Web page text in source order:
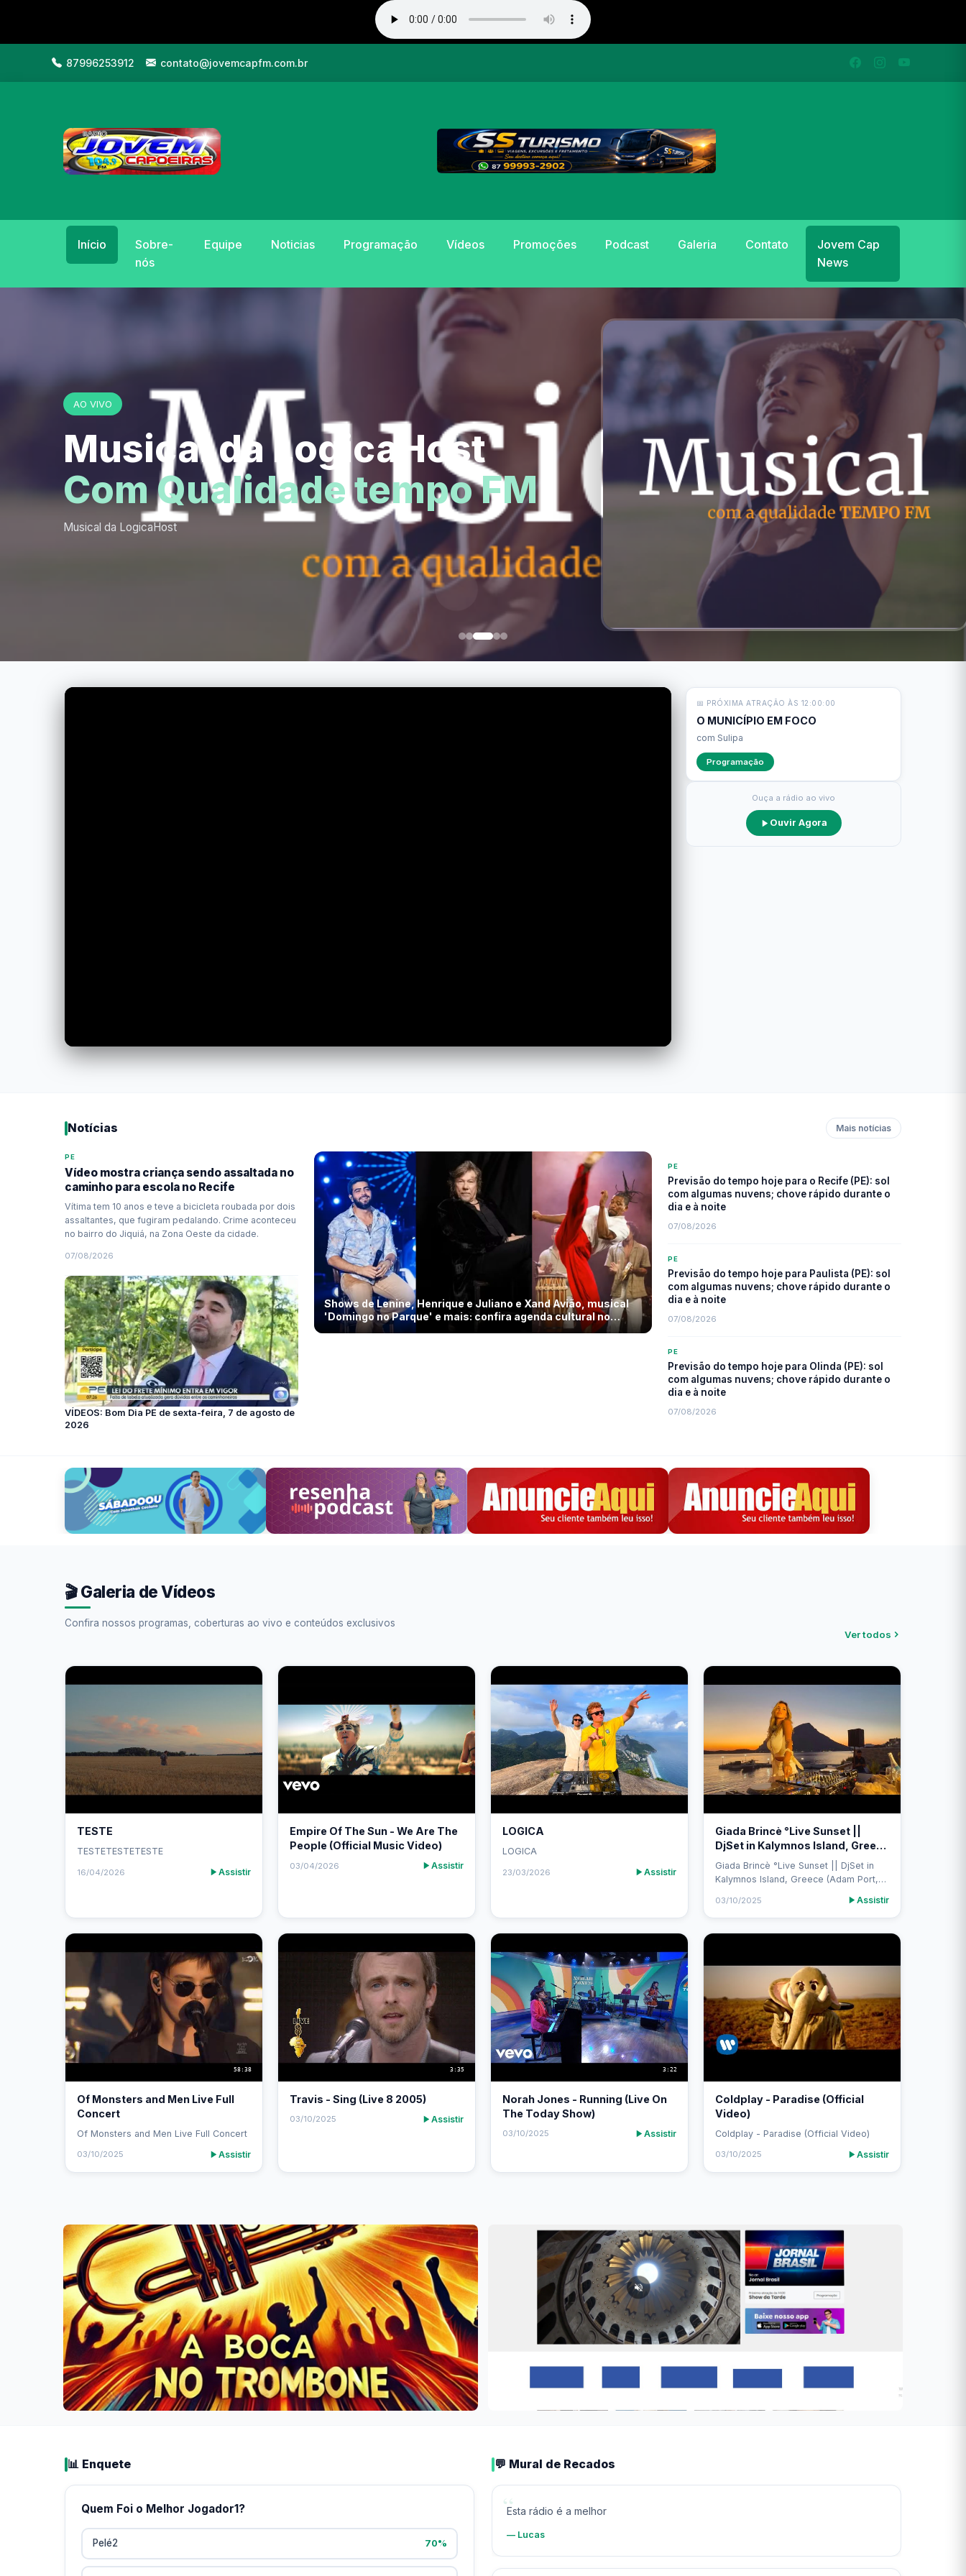
87996253912 contato@jovemcapfm.com.br
Início
Sobre-
nós
Equipe Noticias Programação Vídeos Promoções Podcast Galeria Contato
Jovem Cap
News
AO VIVO
Musical da LogicaHost
Com Qualidade tempo FM
Musical da LogicaHost
📅 PRÓXIMA ATRAÇÃO ÀS 12:00:00
O MUNICÍPIO EM FOCO
com Sulipa
Programação
Ouça a rádio ao vivo
Ouvir Agora
Notícias Mais notícias
PE
Vídeo mostra criança sendo assaltada no
caminho para escola no Recife
Vítima tem 10 anos e teve a bicicleta roubada por dois
assaltantes, que fugiram pedalando. Crime aconteceu
no bairro do Jiquiá, na Zona Oeste da cidade.
07/08/2026
VÍDEOS: Bom Dia PE de sexta-feira, 7 de agosto de
2026
Shows de Lenine, Henrique e Juliano e Xand Avião, musical
'Domingo no Parque' e mais: confira agenda cultural no
Grande Recife
PE
Previsão do tempo hoje para o Recife (PE): sol
com algumas nuvens; chove rápido durante o
dia e à noite
07/08/2026
PE
Previsão do tempo hoje para Paulista (PE): sol
com algumas nuvens; chove rápido durante o
dia e à noite
07/08/2026
PE
Previsão do tempo hoje para Olinda (PE): sol
com algumas nuvens; chove rápido durante o
dia e à noite
07/08/2026
🎬 Galeria de Vídeos
Confira nossos programas, coberturas ao vivo e conteúdos exclusivos
Ver todos
TESTE
TESTETESTETESTE
16/04/2026 Assistir
Empire Of The Sun - We Are The
People (Official Music Video)
03/04/2026 Assistir
LOGICA
LOGICA
23/03/2026 Assistir
Giada Brincè °Live Sunset ||
DjSet in Kalymnos Island, Greece
(Adam Port, Black Coffee,
Rampa)
Giada Brincè °Live Sunset || DjSet in
Kalymnos Island, Greece (Adam Port,
03/10/2025 Assistir
58:38
Of Monsters and Men Live Full
Concert
Of Monsters and Men Live Full Concert
03/10/2025 Assistir
3:35
Travis - Sing (Live 8 2005)
03/10/2025 Assistir
3:22
Norah Jones - Running (Live On
The Today Show)
03/10/2025 Assistir
Coldplay - Paradise (Official
Video)
Coldplay - Paradise (Official Video)
03/10/2025 Assistir
📊 Enquete
Quem Foi o Melhor Jogador1?
Pelé2 70%
💬 Mural de Recados
“
Esta rádio é a melhor
— Lucas